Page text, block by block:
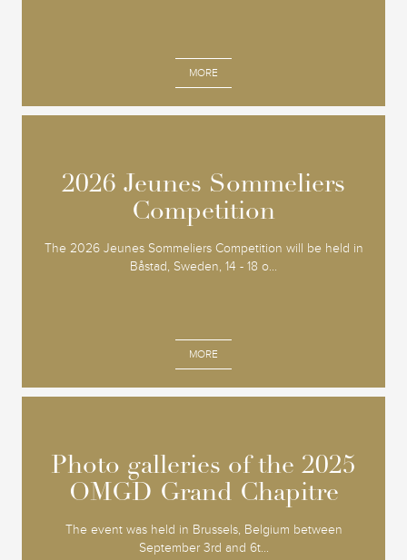
MORE
2026 Jeunes Sommeliers
Competition
The 2026 Jeunes Sommeliers Competition will be held in
Båstad, Sweden, 14 - 18 o...
MORE
2026 Jeunes Sommeliers
Competition
Photo galleries of the 2025
OMGD Grand Chapitre
The event was held in Brussels, Belgium between
September 3rd and 6t...
Photo galleries of the 2025
OMGD Grand Chapitre